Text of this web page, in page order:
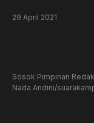
29 April 2021
Sosok Pimpinan
Nada Andini/